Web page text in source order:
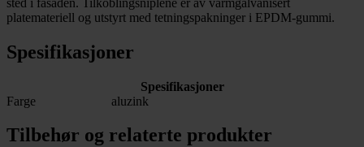
platemateriell og utstyrt med tetningspakninger i EPDM-gummi.
Spesifikasjoner
Spesifikasjoner
Farge
aluzink
Tilbehør og relaterte produkter